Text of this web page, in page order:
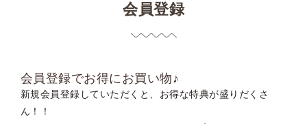
会員登録
会員登録でお得にお買い物♪
新規会員登録していただくと、お得な特典が盛りだくさ
ん！！